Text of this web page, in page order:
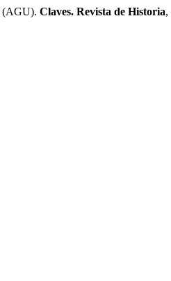
(AGU). Claves. Revista de Historia,